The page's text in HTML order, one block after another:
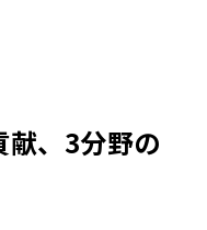
献、3分野の